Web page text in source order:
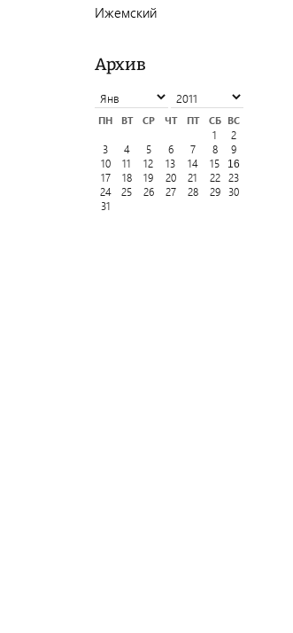
Ижемский
Архив
ПН ВТ СР ЧТ ПТ СБ ВС
1
2
3
4 5 6 7 8
9
10
11 12 13 14 15 16
17 18 19 20 21 22
23
24
25 26 27 28 29
30
31